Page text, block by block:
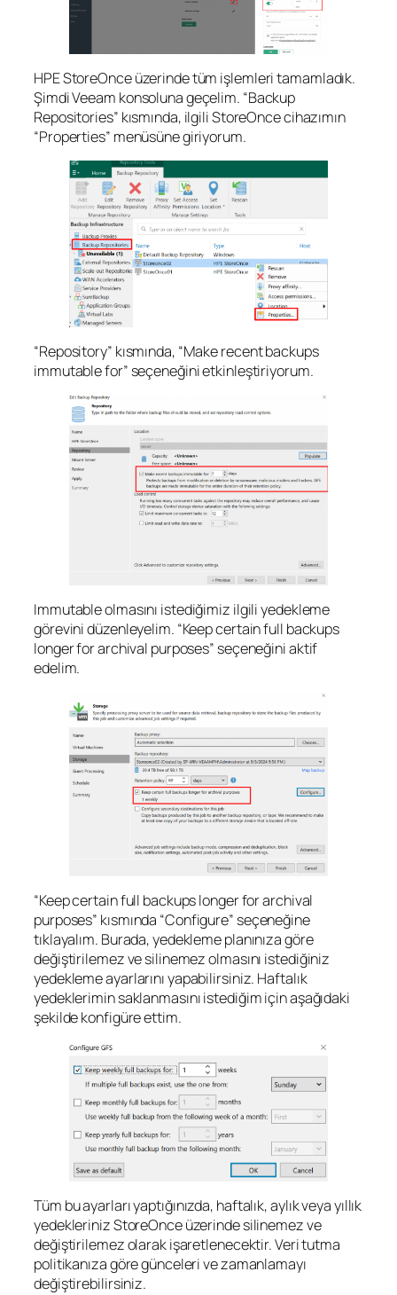
HPE StoreOnce üzerinde tüm işlemleri tamamladık.
Şimdi Veeam konsoluna geçelim. “Backup
Repositories” kısmında, ilgili StoreOnce cihazımın
“Properties” menüsüne giriyorum.
“Repository” kısmında, “Make recent backups
immutable for” seçeneğini etkinleştiriyorum.
Immutable olmasını istediğimiz ilgili yedekleme
görevini düzenleyelim. “Keep certain full backups
longer for archival purposes” seçeneğini aktif
edelim.
“Keep certain full backups longer for archival
purposes” kısmında “Configure” seçeneğine
tıklayalım. Burada, yedekleme planınıza göre
değiştirilemez ve silinemez olmasını istediğiniz
yedekleme ayarlarını yapabilirsiniz. Haftalık
yedeklerimin saklanmasını istediğim için aşağıdaki
şekilde konfigüre ettim.
Tüm bu ayarları yaptığınızda, haftalık, aylık veya yıllık
yedekleriniz StoreOnce üzerinde silinemez ve
değiştirilemez olarak işaretlenecektir. Veri tutma
politikanıza göre günceleri ve zamanlamayı
değiştirebilirsiniz.